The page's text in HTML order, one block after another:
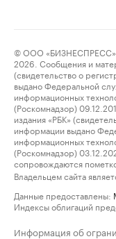
© ООО
2026. Сообщения и
(свидетельство о
выдано Федеральной
информационных
(Роскомнадзор)
издания «РБК»
информации выдано
информационных
(Роскомнадзор)
сопровождаются
Владельцем сайта
Данные предоставлены:
Индексы облигаций
Информация об